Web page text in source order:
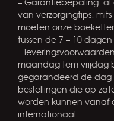
van verzorgingtips,
moeten onze
tussen de 7 – 10
–
maandag tem vrijdag
gegarandeerd de dag
bestellingen die op
worden kunnen vanaf
internationaal: